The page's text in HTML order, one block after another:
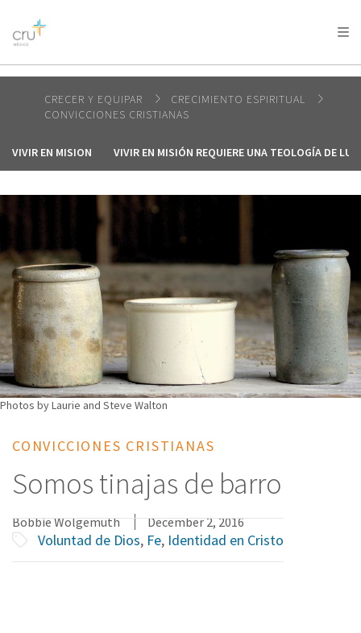
AFRICA
AMERICA / CARIBBEAN
OCEANIA
CRECER Y EQUIPAR
CRECIMIENTO ESPIRITUAL
CONVICCIONES CRISTIANAS
VIVIR EN MISION VIVIR EN MISIÓN REQUIERE UNA TEOLOGÍA DE
Photos by Laurie and Steve Walton
CONVICCIONES CRISTIANAS
Somos tinajas de barro
Bobbie Wolgemuth December 2, 2016
Voluntad de Dios, Fe, Identidad en Cristo